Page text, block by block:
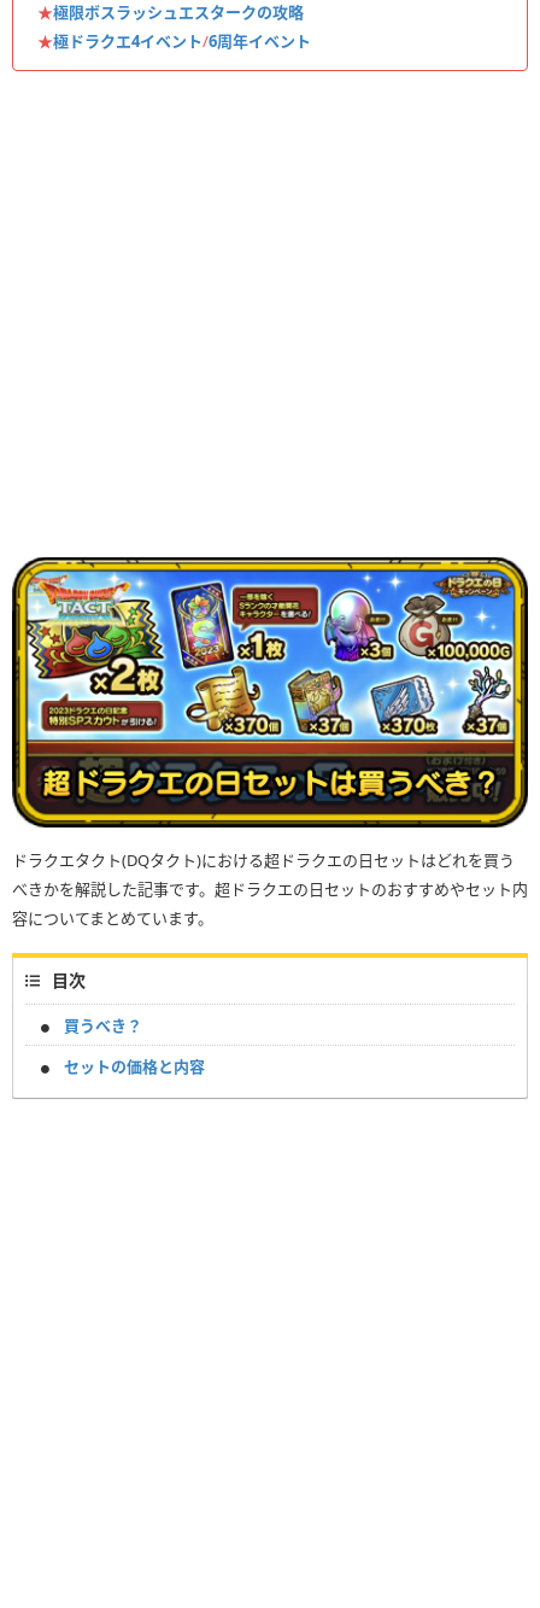
★極限ボスラッシュエスタークの攻略
★極ドラクエ4イベント/6周年イベント
ドラクエタクト(DQタクト)における超ドラクエの日セットはどれを買う
べきかを解説した記事です。超ドラクエの日セットのおすすめやセット内
容についてまとめています。
目次
買うべき？
セットの価格と内容